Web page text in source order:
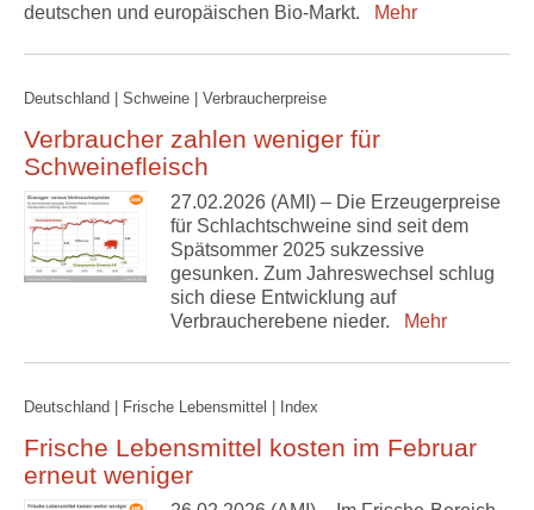
deutschen und europäischen Bio-Markt.
Mehr
Deutschland | Schweine | Verbraucherpreise
Verbraucher zahlen weniger für
Schweinefleisch
27.02.2026 (AMI) – Die Erzeugerpreise
für Schlachtschweine sind seit dem
Spätsommer 2025 sukzessive
gesunken. Zum Jahreswechsel schlug
sich diese Entwicklung auf
Verbraucherebene nieder.
Mehr
Deutschland | Frische Lebensmittel | Index
Frische Lebensmittel kosten im Februar
erneut weniger